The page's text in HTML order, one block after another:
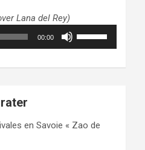
volume.
pour
augmenter
ou
Lana del Rey)
00:00
haut/bas
le
en Savoie « Zao de